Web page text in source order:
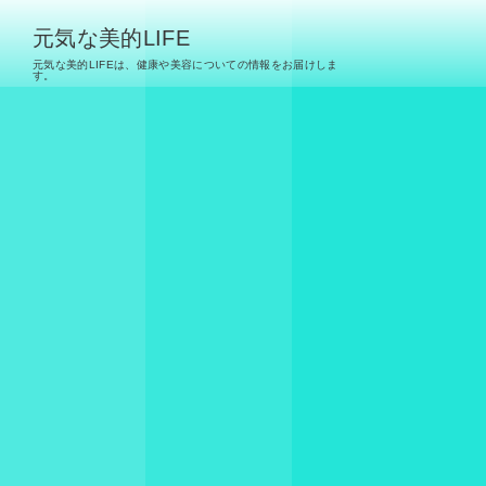
元気な美的LIFE
元気な美的LIFEは、健康や美容についての情報をお届けしま
す。